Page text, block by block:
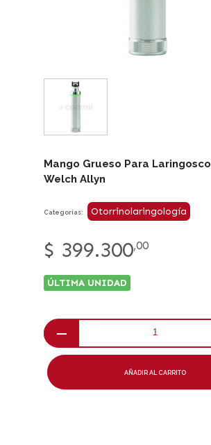
Mango Grueso Para
Welch Allyn
Categorías: Otorrinolaringología
$ 399.300,00
ÚLTIMA UNIDAD
AÑADIR AL CARRITO